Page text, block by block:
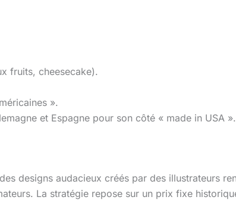
fruits, cheesecake).
».
et Espagne pour son côté « made in USA ».
designs audacieux créés par des illustrateurs
La stratégie repose sur un prix fixe